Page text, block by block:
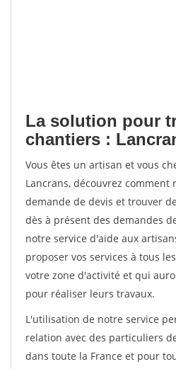
La solution pour
chantiers :
Vous êtes un artisan et vous
Lancrans, découvrez
demande de devis et trouver
dès à présent des demandes
notre service d'aide aux
proposer vos services à tous
votre zone d'activité et qui
pour réaliser leurs travaux.
L'utilisation de notre service
relation avec des particuliers
dans toute la France et pour